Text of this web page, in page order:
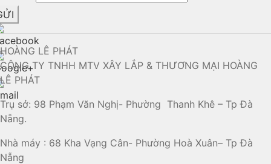
HOÀNG LÊ PHÁT
CÔNG TY TNHH MTV XÂY LẮP & THƯƠNG MẠI HOÀNG
LÊ PHÁT
Trụ sở: 98 Phạm Văn Nghị- Phường Thanh Khê – Tp Đà
Nẵng.
Nhà máy : 68 Kha Vạng Cân- Phường Hoà Xuân– Tp Đà
Nẵng